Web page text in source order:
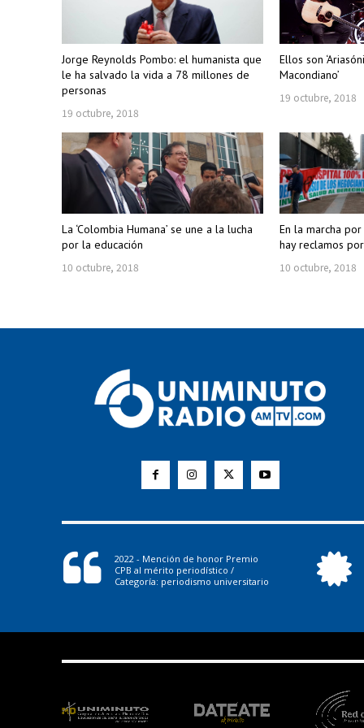
Jorge Reynolds Pombo: el humanista que
le ha salvado la vida a 78 millones de
personas
19 octubre, 2018
Ellos son
Macondiano’
19 octubre, 2018
La ‘Colombia Humana’ se une a la lucha
por la educación
10 octubre, 2018
En la marcha
hay reclamos
10 octubre, 2018
2022 - Mención de honor Premio
CPB al mérito periodístico /
Categoría: periodismo universitario